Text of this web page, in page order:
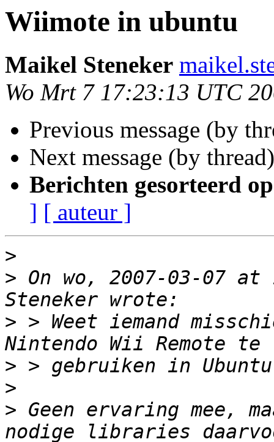
Wiimote in ubuntu
Maikel Steneker
Wo Mrt 7 17:23:13 UTC
Previous message (by
Next message (by
Berichten gesorteerd
] [ auteur ]
>
> On wo, 2007-03-07
> > Weet iemand
>
>
> Geen ervaring mee,